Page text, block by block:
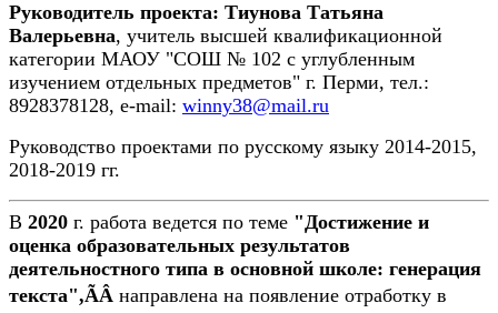
Руководитель проекта: Тиунова Татьяна
Валерьевна, учитель высшей квалификационной
категории МАОУ "СОШ № 102 с углубленным
изучением отдельных предметов" г. Перми, тел.:
8928378128, e-mail: winny38@mail.ru
Руководство проектами по русскому языку 2014-2015,
2018-2019 гг.
В 2020 г. работа ведется по теме "Достижение и
оценка образовательных результатов
деятельностного типа в основной школе: генерация
текста",ÃÂ направлена на появление отработку в